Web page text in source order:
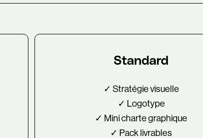
Standard
✓ Stratégie visuelle
✓ Logotype
✓ Mini charte graphique
✓ Pack livrables